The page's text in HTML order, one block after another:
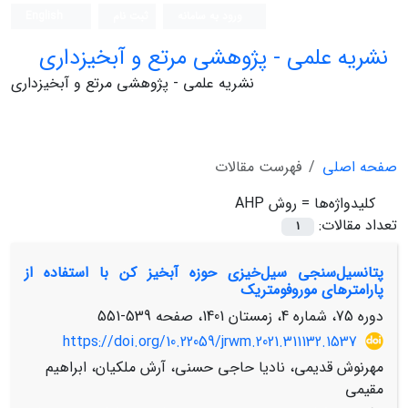
نشریه علمی - پژوهشی مرتع و آبخیزداری
نشریه علمی - پژوهشی مرتع و آبخیزداری
صفحه اصلی
فهرست مقالات
کلیدواژه‌ها = روش AHP
تعداد مقالات:
1
پتانسیل‌سنجی سیل‌خیزی حوزه آبخیز کن با استفاده از
پارامترهای موروفومتریک
دوره 75، شماره 4، زمستان 1401، صفحه
539-551
https://doi.org/10.22059/jrwm.2021.311132.1537
مهرنوش قدیمی، نادیا حاجی حسنی، آرش ملکیان، ابراهیم
مقیمی